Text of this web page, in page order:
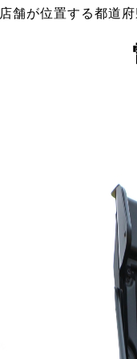
舗が位置する都道府